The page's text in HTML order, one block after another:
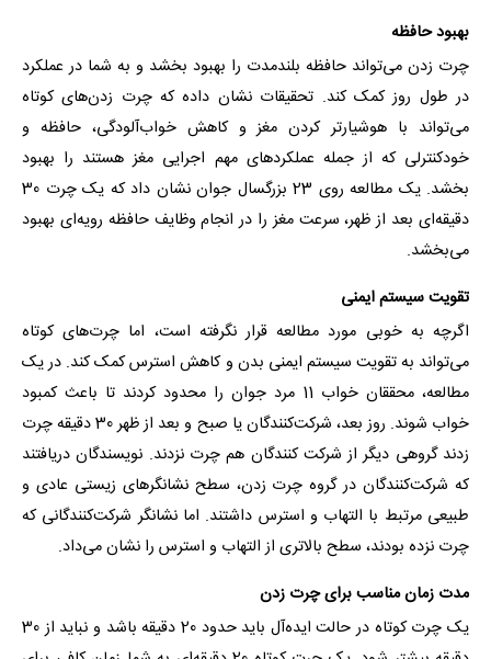
بهبود حافظه
چرت زدن می‌تواند حافظه بلندمدت را بهبود بخشد و به شما در عملکرد
در طول روز کمک کند. تحقیقات نشان داده که چرت زدن‌های کوتاه
می‌تواند با هوشیارتر کردن مغز و کاهش خواب‌آلودگی، حافظه و
خودکنترلی که از جمله عملکردهای مهم اجرایی مغز هستند را بهبود
بخشد. یک مطالعه روی 23 بزرگسال جوان نشان داد که یک چرت 30
دقیقه‌ای بعد از ظهر، سرعت مغز را در انجام وظایف حافظه رویه‌ای بهبود
می‌بخشد.
تقویت سیستم ایمنی
اگرچه به خوبی مورد مطالعه قرار نگرفته است، اما چرت‌های کوتاه
می‌تواند به تقویت سیستم ایمنی بدن و کاهش استرس کمک کند. در یک
مطالعه، محققان خواب 11 مرد جوان را محدود کردند تا باعث کمبود
خواب شوند. روز بعد، شرکت‌کنندگان یا صبح و بعد از ظهر 30 دقیقه چرت
زدند گروهی دیگر از شرکت کنندگان هم چرت نزدند. نویسندگان دریافتند
که شرکت‌کنندگان در گروه چرت زدن، سطح نشانگرهای زیستی عادی و
طبیعی مرتبط با التهاب و استرس داشتند. اما نشانگر شرکت‌کنندگانی که
چرت نزده بودند، سطح بالاتری از التهاب و استرس را نشان می‌داد.
مدت زمان مناسب برای چرت زدن
یک چرت کوتاه در حالت ایده‌آل باید حدود 20 دقیقه باشد و نباید از 30